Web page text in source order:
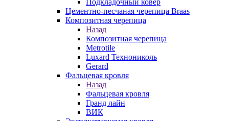
Подкладочный ковер
Цементно-песчаная черепица Braas
Композитная черепица
Назад
Композитная черепица
Metrotile
Luxard Технониколь
Gerard
Фальцевая кровля
Назад
Фальцевая кровля
Гранд лайн
ВИК